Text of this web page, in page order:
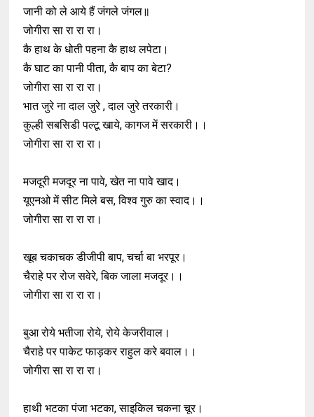
जानी को ले आये हैं जंगले जंगल॥
जोगीरा सा रा रा रा।
कै हाथ के धोती पहना कै हाथ लपेटा।
कै घाट का पानी पीता, कै बाप का बेटा?
जोगीरा सा रा रा रा।
भात जुरे ना दाल जुरे , दाल जुरे तरकारी।
कुल्ही सबसिडी पल्टू खाये, कागज में सरकारी।।
जोगीरा सा रा रा रा।
मजदूरी मजदूर ना पावे, खेत ना पावे खाद।
यूएनओ में सीट मिले बस, विश्व गुरु का स्वाद।।
जोगीरा सा रा रा रा।
खूब चकाचक डीजीपी बाप, चर्चा बा भरपूर।
चैराहे पर रोज सवेरे, बिक जाला मजदूर।।
जोगीरा सा रा रा रा।
बुआ रोये भतीजा रोये, रोये केजरीवाल।
चैराहे पर पाकेट फाड़कर राहुल करे बवाल।।
जोगीरा सा रा रा रा।
हाथी भटका पंजा भटका, साइकिल चकना चूर।